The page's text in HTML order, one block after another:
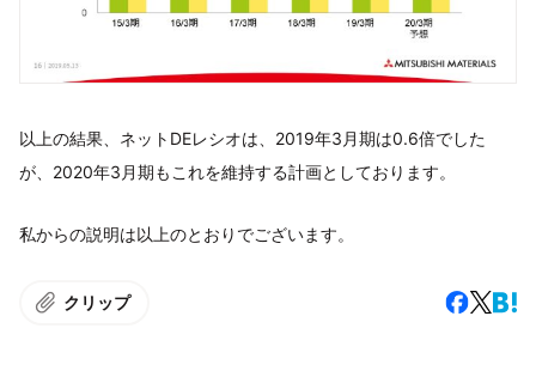
以上の結果、ネットDEレシオは、2019年3月期は0.6倍でした
が、2020年3月期もこれを維持する計画としております。
私からの説明は以上のとおりでございます。
クリップ